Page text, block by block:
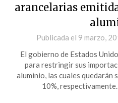
arancelarias
Publicada el 9 marzo,
El gobierno de Estados
para restringir sus
aluminio, las cuales quedarán
10%,